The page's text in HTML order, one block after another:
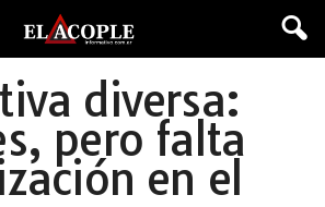
diversa:
pero falta
en el